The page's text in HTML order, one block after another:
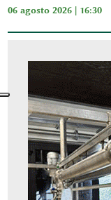
06 agosto 2026 | 16:30